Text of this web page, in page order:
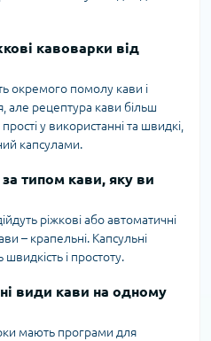
кавоварки від
окремого помолу кави і
але рецептура кави більш
у використанні та швидкі,
капсулами.
типом кави, яку ви
ріжкові або автоматичні
– крапельні. Капсульні
і простоту.
види кави на одному
мають програми для